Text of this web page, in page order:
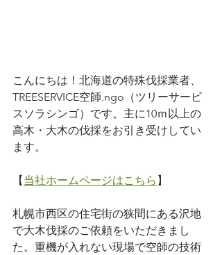
こんにちは！北海道の特殊伐採業者、
TREESERVICE空師.ngo（ツリーサービ
スソラシンゴ）です。主に10ｍ以上の
高木・大木の伐採をお引き受けしてい
ます。
【当社ホームページはこちら 】
札幌市西区の住宅街の狭間にある沢地
で大木伐採のご依頼をいただきまし
た。重機が入れない現場で空師の技術